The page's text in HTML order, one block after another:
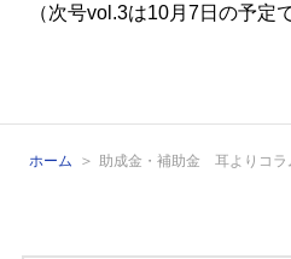
（次号vol.3は10月7日の予定
ホーム 助成金・補助金 耳よりコ